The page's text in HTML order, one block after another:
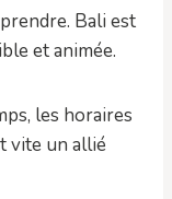
Bali est
et animée.
les horaires
vite un allié